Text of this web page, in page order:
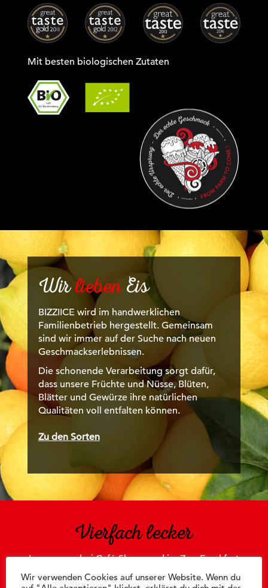
Mit besten biologischen Zutaten
WirliebenEis
BIZZIICE wird im handwerklichen
Familienbetrieb hergestellt. Gemeinsam
sind wir immer auf der Suche nach neuen
Geschmackserlebnissen.
Die schonende Verarbeitung sorgt dafür,
dass unsere Früchte und Nüsse, Blüten,
Blätter und Gewürze ihre natürlichen
Qualitäten voll entfalten können.
Zu den Sorten
Vierfach lecker
In unseren drei Café-Shops und im Zoo Frankfurt
verwöhnen wir euch zu allen Jahreszeiten mit
den leckeren Dingen, die zum guten Leben
Wir verwenden Cookies auf unserer Website. Wenn du